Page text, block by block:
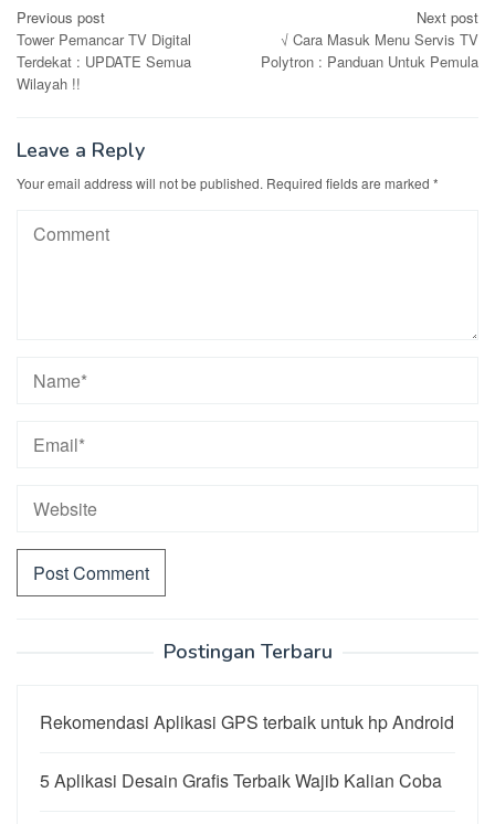
Post
navigation
Previous post
Tower Pemancar TV Digital
Terdekat : UPDATE Semua
Wilayah !!
Next post
√ Cara Masuk Menu Servis TV
Polytron : Panduan Untuk Pemula
Leave a Reply
Your email address will not be published. Required fields are marked *
Postingan Terbaru
Rekomendasi Aplikasi GPS terbaik untuk hp Android
5 Aplikasi Desain Grafis Terbaik Wajib Kalian Coba